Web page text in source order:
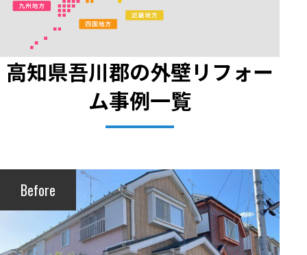
高知県吾川郡の外壁リフォー
ム事例一覧
Before